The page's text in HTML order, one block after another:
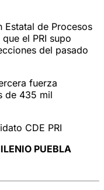
Estatal de Procesos
el PRI supo
del pasado
fuerza
de 435 mil
CDE PRI
PUEBLA